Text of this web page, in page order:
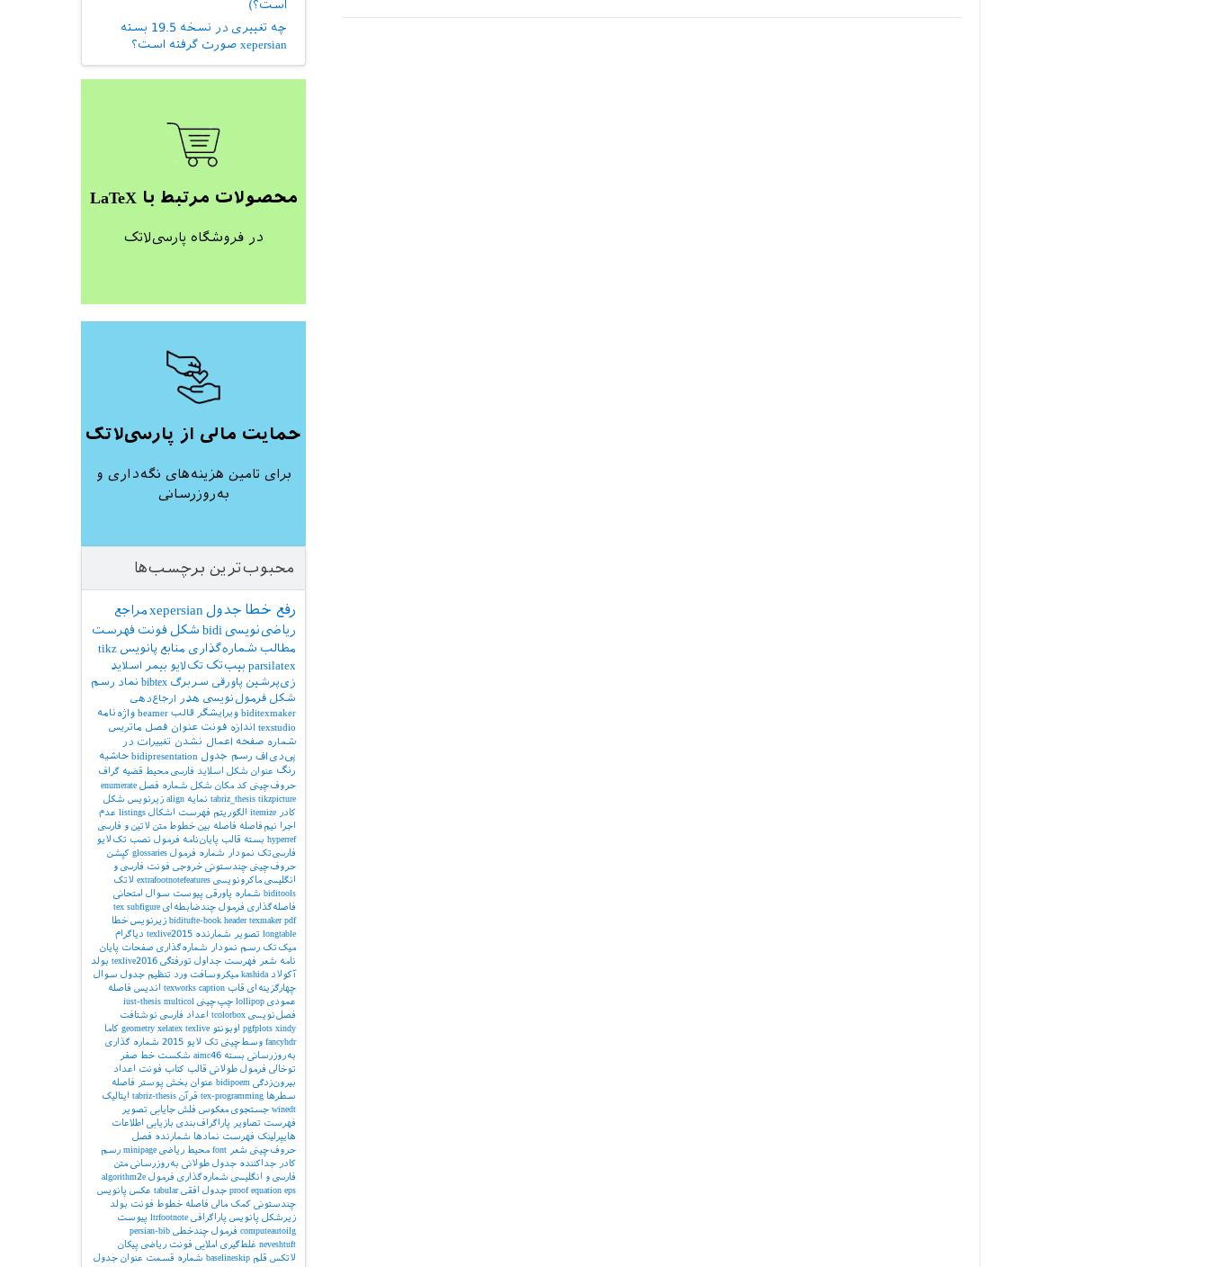
است؟)
چه تغییری در نسخه 19.5 بسته
xepersian صورت گرفته است؟
محصولات مرتبط با LaTeX
در فروشگاه پارسی‌لاتک
حمایت مالی از پارسی‌لاتک
برای تامین هزینه‌های نگه‌داری و
به‌روزرسانی
محبوب‌ترین برچسب‌ها
رفع خطا جدول xepersianمراجع
ریاضی‌نویسی bidi شکل فونت فهرست
مطالب شماره‌گذاری منابع پانویس tikz
parsilatex بیب‌تک تک‌لایو بیمر اسلاید
زی‌پرشین پاورقی سربرگ bibtex نماد رسم
شکل فرمول‌نویسی هدر
ارجاع‌دهی
biditexmaker ویرایشگر قالب beamer واژه‌نامه
texstudio اندازه فونت عنوان فصل ماتریس
شماره صفحه اعمال نشدن تغییرات در
پی‌دی‌اف رسم جدول bidipresentation حاشیه
رنگ عنوان شکل اسلاید فارسی محیط قضیه گراف
حروف‌چینی کد مکان شکل شماره فصل enumerate
tabriz_thesis tikzpicture نمایه align زیرنویس شکل
کادر
itemize الگوریتم فهرست اشکال listings عدم
اجرا
نیم‌فاصله فاصله بین خطوط متن لاتین و فارسی
hyperref بسته قالب پایان‌نامه فرمول نصب تک‌لایو
فارسی‌تک نمودار شماره فرمول glossaries کپشن
حروف‌چینی چندستونی خروجی فونت فارسی و
انگلیسی ماکرونویسی extrafootnotefeatures لاتک
biditools شماره پاورقی پیوست‌ سوال امتحانی
فاصله‌گذاری فرمول چندضابطه‌ای tex subfigure
biditufte-book header texmaker pdf زیرنویس خطا
longtable تصویر شمارنده texlive2015 دیاگرام
میک‌تک رسم نمودار شماره‌گذاری صفحات پایان
نامه شعر فهرست جداول تورفتگی texlive2016 بولد
آکولاد kashida میکروسافت ورد تنظیم جدول سوال
چهارگزینه‌ای قاب texworks caption اندیس فاصله
عمودی lollipop چپ‌چینی iust-thesis multicol
فصل‌نویسی tcolorbox اعداد فارسی نوشتافت
pgfplots xindy اوبونتو geometry xelatex texlive
کاما
fancyhdr وسط‌چینی تک لایو 2015
شماره گذاری
به‌روزرسانی بسته aimc46 شکست خط صفر
توخالی فرمول طولانی قالب کتاب فونت اعداد
بیرون‌زدگی bidipoem عنوان بخش پوستر
فاصله
سطرها
tex-programming قرآن tabriz-thesis
ایتالیک
winedt جستجوی معکوس فلش جایابی تصویر
فهرست تصاویر
پاراگراف‌بندی بازیابی اطلاعات
هایپرلینک فهرست نمادها
شمارنده فصل
حروف‌چینی شعر font محیط ریاضی minipage رسم
کادر
جداکننده جدول طولانی به‌روزرسانی متن
فارسی و انگلیسی شماره‌گذاری فرمول algorithm2e
proof equation eps جدول افقی tabular عکس پانویس
چندستونی کمک مالی فاصله خطوط فونت بولد
زیرشکل پانویس پاراگرافی ltrfootnote پیوست
computeautoilg فرمول چندخطی persian-bib
neveshtuft غلط‌گیری املایی فونت ریاضی پیکان
لاتکس قلم baselineskip شماره قسمت عنوان جدول